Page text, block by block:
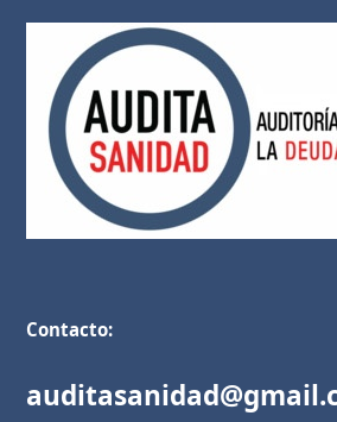
Contacto: